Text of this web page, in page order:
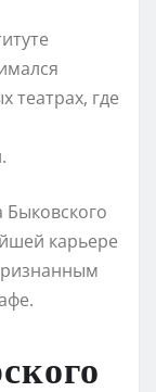
театрах, где
Быковского
карьере